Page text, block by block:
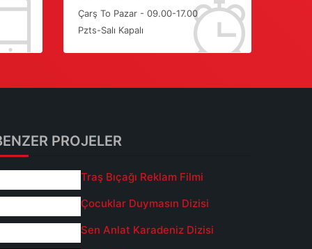
Çarş To Pazar - 09.00-17.00
Pzts-Salı Kapalı
PROJELER
Traş Bıçağı Reklam Filmi
Çocuklar Duymasın Dizisi
Sen Anlat Karadeniz Dizisi